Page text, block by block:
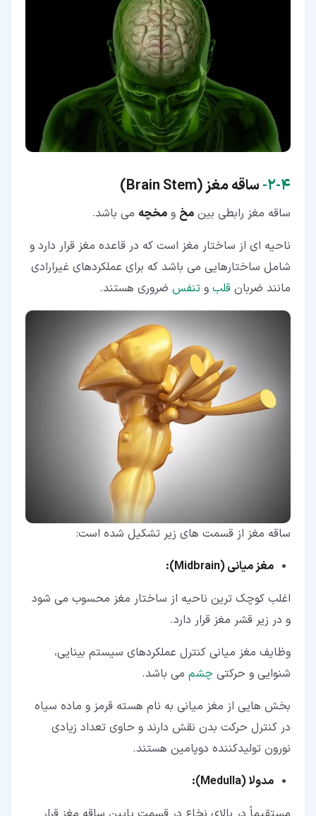
۴‏-‏۲‏- ساقه مغز (Brain Stem
)
ساقه مغز رابطی بین مخ و مخچه می باشد.
ناحیه ای از ساختار مغز است که در قاعده مغز قرار دارد و
شامل ساختارهایی می باشد که برای عملکردهای غیرارادی
مانند ضربان قلب و تنفس ضروری هستند.
ساقه مغز از قسمت های زیر تشکیل شده است:
مغز میانی (Midbrain):
اغلب کوچک ترین ناحیه از ساختار مغز محسوب می شود
و در زیر قشر مغز قرار دارد.
وظایف مغز میانی کنترل عملکردهای سیستم بینایی،
شنوایی و حرکتی چشم می باشد.
بخش هایی از مغز میانی به نام هسته قرمز و ماده سیاه
در کنترل حرکت بدن نقش دارند و حاوی تعداد زیادی
نورون تولیدکننده دوپامین هستند.
مدولا (Medulla):